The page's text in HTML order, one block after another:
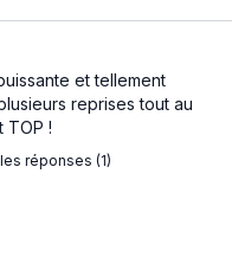
et tellement
reprises tout au
TOP !
réponses (1)